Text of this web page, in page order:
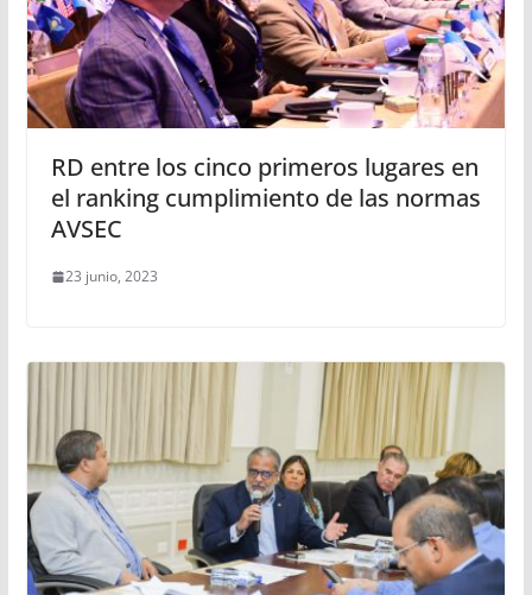
RD entre los cinco primeros lugares en
el ranking cumplimiento de las normas
AVSEC
23 junio, 2023